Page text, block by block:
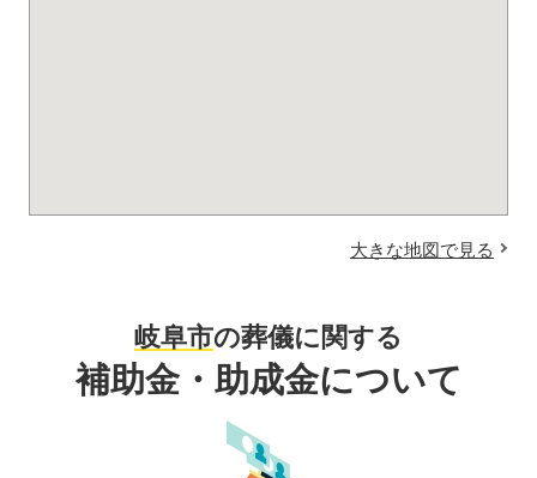
大きな地図で見る
岐阜市の葬儀に関する
補助金・助成金について